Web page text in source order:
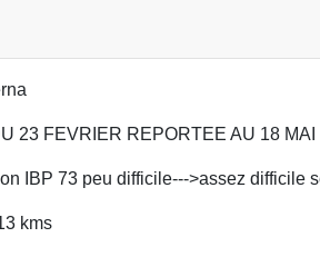
23 FEVRIER REPORTEE AU 18 MAI
IBP 73 peu difficile--->assez difficile
kms